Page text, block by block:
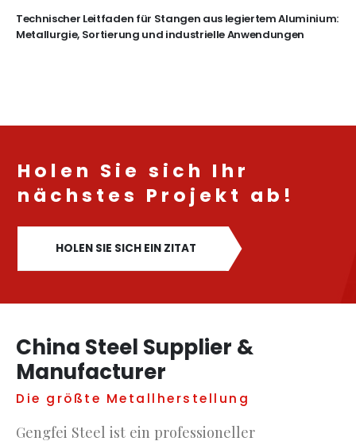
Technischer Leitfaden für Stangen aus legiertem Aluminium:
Metallurgie, Sortierung und industrielle Anwendungen
Holen Sie sich Ihr
nächstes Projekt ab!
HOLEN SIE SICH EIN ZITAT
China Steel Supplier &
Manufacturer
Die größte Metallherstellung
Gengfei Steel ist ein professioneller